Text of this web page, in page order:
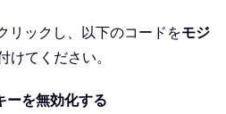
リックし、以下のコードをモジ
けてください。
ーを無効化する